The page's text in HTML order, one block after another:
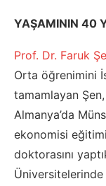
YAŞAMININ 40
Prof. Dr. Faruk
Orta öğrenimini
tamamlayan Şen,
Almanya’da
ekonomisi
doktorasını
Üniversitelerinde